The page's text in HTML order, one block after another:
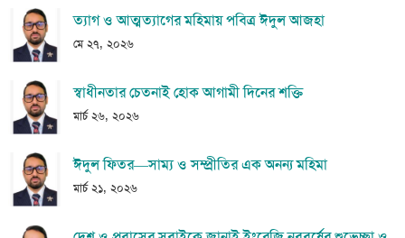
ত্যাগ ও আত্মত্যাগের মহিমায় পবিত্র ঈদুল আজহা
মে ২৭, ২০২৬
স্বাধীনতার চেতনাই হোক আগামী দিনের শক্তি
মার্চ ২৬, ২০২৬
ঈদুল ফিতর—সাম্য ও সম্প্রীতির এক অনন্য মহিমা
মার্চ ২১, ২০২৬